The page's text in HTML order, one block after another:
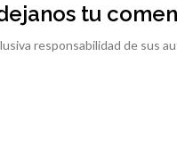
tu
responsabilidad de sus